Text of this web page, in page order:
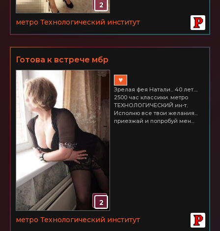
2
метро Технологический институт
Готова к встрече мбр
2
♥
Зрелая фея Натали... 40 лет....
2500 час классики. метро
ТЕХНОЛОГИЧЕСКИЙ ин-т.
Исполню все твои желания...
приезжай и попробуй мен...
метро Технологический институт